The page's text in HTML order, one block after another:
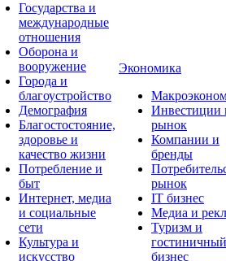
Государства и
международные
отношения
Оборона и
вооружение
Города и
благоустройство
Демография
Благостостояние,
здоровье и
качество жизни
Потребление и
быт
Интернет, медиа
и социальные
сети
Культура и
искусство
Экономика
Инвестиции
рынок
Компании и
бренды
рынок
IT бизнес
Медиа и
Туризм и
гостиничный
бизнес